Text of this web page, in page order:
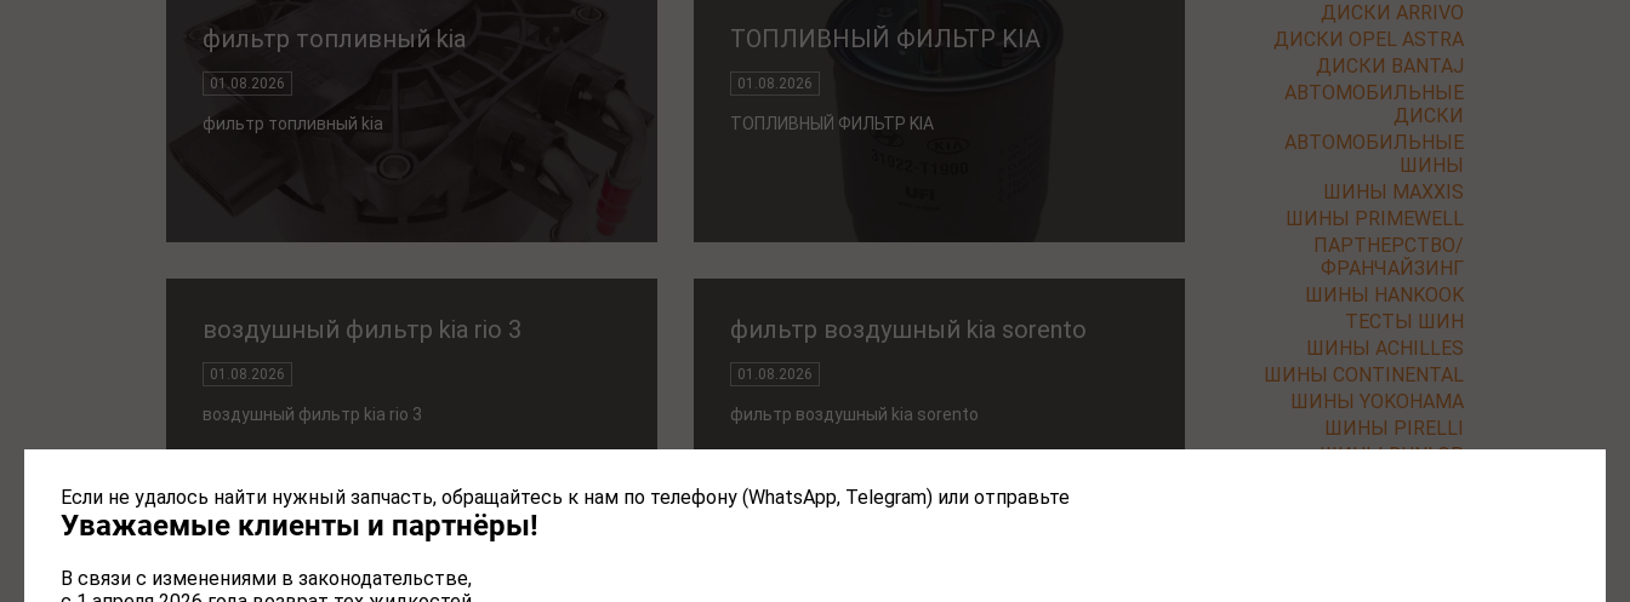
ДИСКИ ARRIVO
ДИСКИ OPEL ASTRA
ДИСКИ BANTAJ
АВТОМОБИЛЬНЫЕ
ДИСКИ
АВТОМОБИЛЬНЫЕ
ШИНЫ
ШИНЫ MAXXIS
ШИНЫ PRIMEWELL
ПАРТНЕРСТВО/
ФРАНЧАЙЗИНГ
ШИНЫ HANKOOK
ТЕСТЫ ШИН
ШИНЫ ACHILLES
ШИНЫ CONTINENTAL
ШИНЫ YOKOHAMA
ШИНЫ PIRELLI
ШИНЫ DUNLOP
фильтр топливный kia
01.08.2026
фильтр топливный kia
ТОПЛИВНЫЙ ФИЛЬТР KIA
01.08.2026
ТОПЛИВНЫЙ ФИЛЬТР KIA
воздушный фильтр kia rio 3
01.08.2026
воздушный фильтр kia rio 3
фильтр воздушный kia sorento
01.08.2026
фильтр воздушный kia sorento
Если не удалось найти нужный запчасть, обращайтесь к нам по телефону (WhatsApp, Telegram) или отправьте
Уважаемые клиенты и партнёры!
В связи с изменениями в законодательстве,